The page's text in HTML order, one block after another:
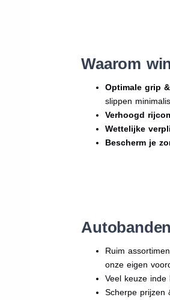
Waarom
Optimale grip
slippen
Verhoogd
Wettelijke
Bescherm je
Ruim
onze eigen
Veel keuze inde
Scherpe prijzen